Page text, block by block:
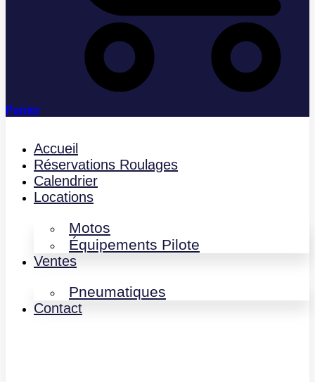
Panier
Accueil
Réservations Roulages
Calendrier
Locations
Motos
Équipements Pilote
Ventes
Pneumatiques
Contact